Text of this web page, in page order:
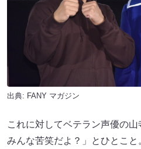
出典: FANY マガジン
これに対してベテラン声優の山
みんな苦笑だよ？」とひとこ